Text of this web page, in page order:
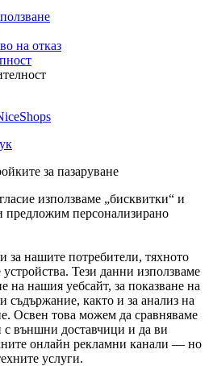
на отказ
за пазаруване
използваме „бисквитки“ и
предложим персонализирано
за нашите потребители, тяхното
Тези данни използваме
на нашия уебсайт, за показване на
съдържание, както и за анализ на
Освен това можем да сравняваме
външни доставчици и да ви
онлайн рекламни канали — но
услуги.